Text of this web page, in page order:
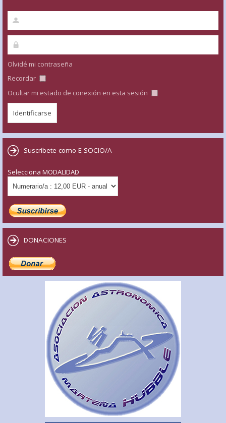
Olvidé mi contraseña
Recordar
Ocultar mi estado de conexión en esta sesión
Suscríbete como E-SOCIO/A
Selecciona MODALIDAD
DONACIONES